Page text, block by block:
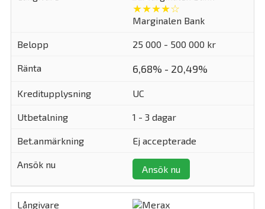
★★★★☆
Marginalen Bank
25 000 - 500 000 kr
6,68% - 20,49%
UC
1 - 3 dagar
Ej accepterade
Ansök nu